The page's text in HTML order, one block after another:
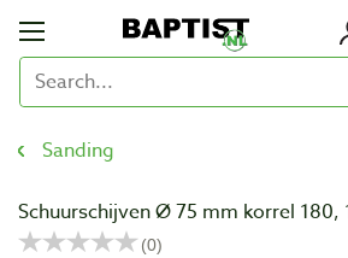
Sanding
Schuurschijven Ø 75 mm korrel 180,